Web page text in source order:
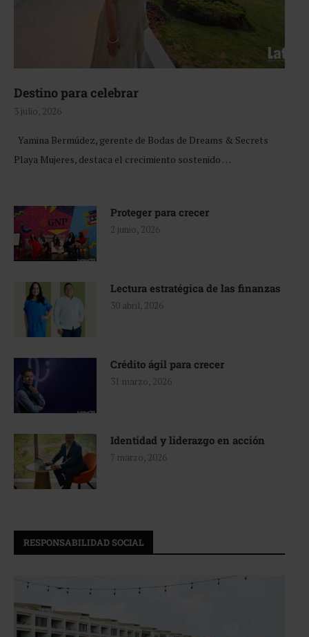
Destino para celebrar
3 julio, 2026
Yamina Bermúdez, gerente de Bodas de Dreams & Secrets
Playa Mujeres, destaca el crecimiento sostenido …
Proteger para crecer
2 junio, 2026
Lectura estratégica de las finanzas
30 abril, 2026
Crédito ágil para crecer
31 marzo, 2026
Identidad y liderazgo en acción
7 marzo, 2026
RESPONSABILIDAD SOCIAL